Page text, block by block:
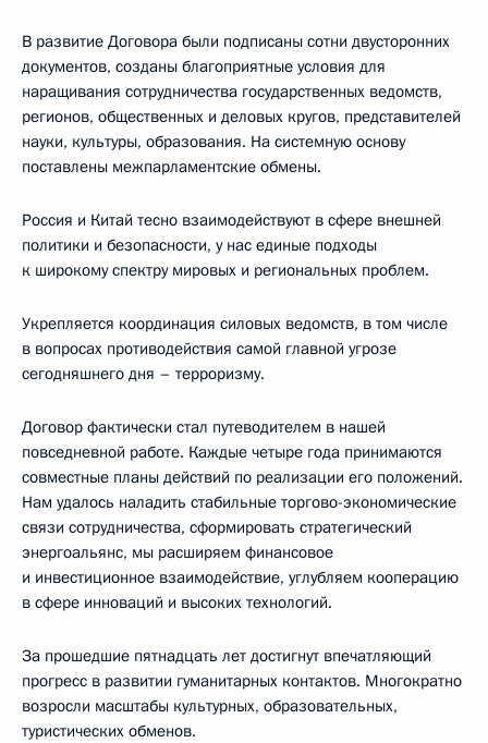
В развитие Договора были подписаны сотни двусторонних
документов, созданы благоприятные условия для
наращивания сотрудничества государственных ведомств,
регионов, общественных и деловых кругов, представителей
науки, культуры, образования. На системную основу
поставлены межпарламентские обмены.
Россия и Китай тесно взаимодействуют в сфере внешней
политики и безопасности, у нас единые подходы
к широкому спектру мировых и региональных проблем.
Укрепляется координация силовых ведомств, в том числе
в вопросах противодействия самой главной угрозе
сегодняшнего дня – терроризму.
Договор фактически стал путеводителем в нашей
повседневной работе. Каждые четыре года принимаются
совместные планы действий по реализации его положений.
Нам удалось наладить стабильные торгово-экономические
связи сотрудничества, сформировать стратегический
энергоальянс, мы расширяем финансовое
и инвестиционное взаимодействие, углубляем кооперацию
в сфере инноваций и высоких технологий.
За прошедшие пятнадцать лет достигнут впечатляющий
прогресс в развитии гуманитарных контактов. Многократно
возросли масштабы культурных, образовательных,
туристических обменов.